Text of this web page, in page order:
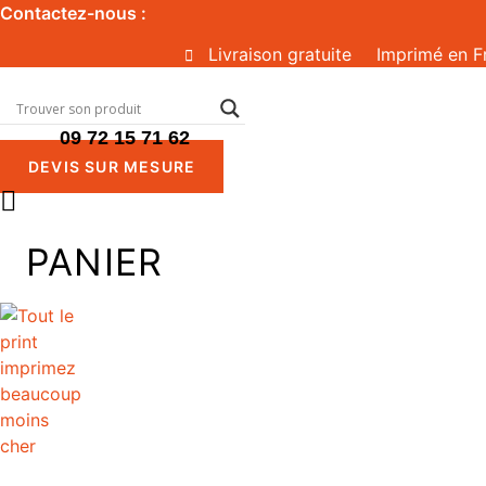
Aller
contenu
Contactez-nous :
Livraison gratuite
Imprimé en
09 72 15 71 62
DEVIS SUR MESURE
PANIER